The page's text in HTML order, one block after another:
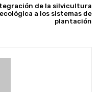
de la silvicultura
ecológica a los sistemas de
plantación